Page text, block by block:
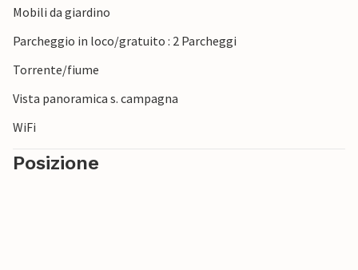
Mobili da giardino
Parcheggio in loco/gratuito : 2 Parcheggi
Torrente/fiume
Vista panoramica s. campagna
WiFi
Posizione